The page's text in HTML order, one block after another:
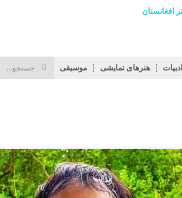
افغانستان
ادبیات هنرهای نمایشی موسیقی